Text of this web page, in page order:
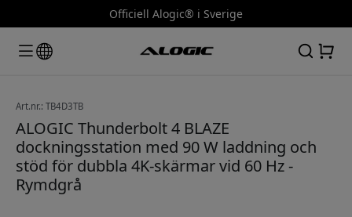
Officiell Alogic® i Sverige
Art.nr.: TB4D3TB
ALOGIC Thunderbolt 4 BLAZE
dockningsstation med 90 W laddning och
stöd för dubbla 4K-skärmar vid 60 Hz -
Rymdgrå